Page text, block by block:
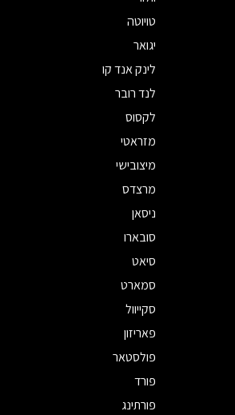
טויוטה
יגואר
לינק אנד קו
לנד רובר
לקסוס
מזראטי
מיצובישי
מרצדס
ניסאן
סובארו
סיאט
סמארט
סקייוול
פאריזון
פולסטאר
פורד
פורתינג